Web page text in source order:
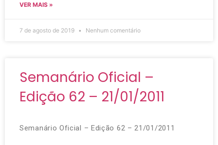
VER MAIS »
7 de agosto de 2019 Nenhum comentário
Semanário Oficial –
Edição 62 – 21/01/2011
Semanário Oficial – Edição 62 – 21/01/2011